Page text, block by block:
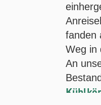
fanden
Weg in
An